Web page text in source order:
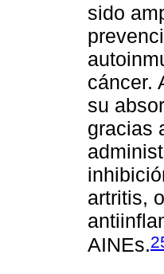
sido
cáncer.
su
gracias
artritis,
AINEs.